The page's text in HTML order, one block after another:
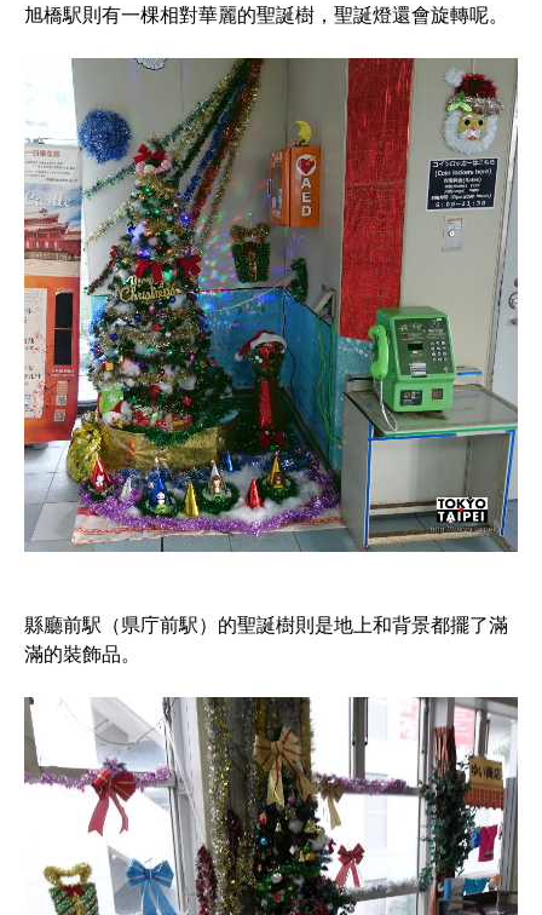
旭橋駅則有一棵相對華麗的聖誕樹，聖誕燈還會旋轉呢。
縣廳前駅（県庁前駅）的聖誕樹則是地上和背景都擺了滿
滿的裝飾品。